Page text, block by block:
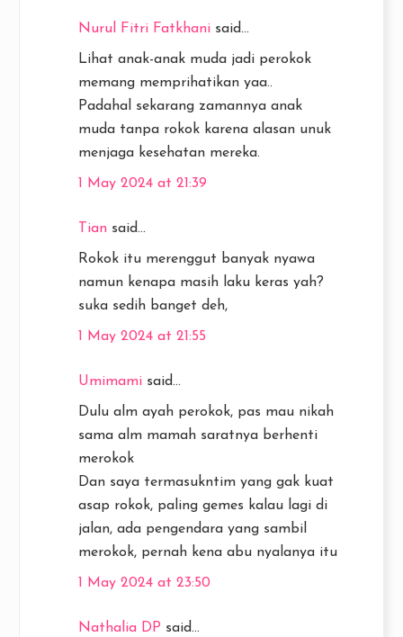
Nurul Fitri Fatkhani said...
Lihat anak-anak muda jadi perokok
memang memprihatikan yaa..
Padahal sekarang zamannya anak
muda tanpa rokok karena alasan unuk
menjaga kesehatan mereka.
1 May 2024 at 21:39
Tian said...
Rokok itu merenggut banyak nyawa
namun kenapa masih laku keras yah?
suka sedih banget deh,
1 May 2024 at 21:55
Umimami said...
Dulu alm ayah perokok, pas mau nikah
sama alm mamah saratnya berhenti
merokok
Dan saya termasukntim yang gak kuat
asap rokok, paling gemes kalau lagi di
jalan, ada pengendara yang sambil
merokok, pernah kena abu nyalanya itu
1 May 2024 at 23:50
Nathalia DP said...